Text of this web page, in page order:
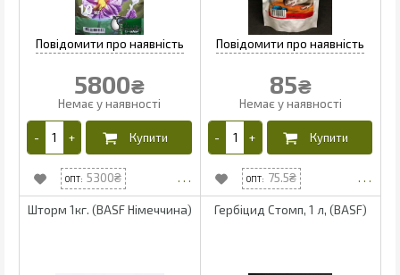
5800₴
5300
85₴
75.5
Шторм 1кг. (BASF Німеччина) Гербіцид Стомп, 1 л, (BASF)